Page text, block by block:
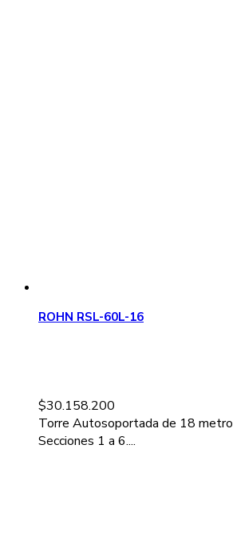
ROHN RSL-60L-16
$30.158.200
Torre Autosoportada de 18
Secciones 1 a 6....